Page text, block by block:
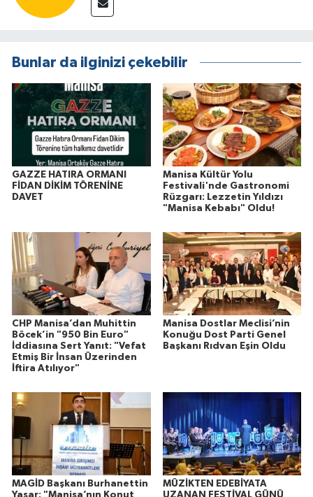
Bunlar da ilginizi çekebilir
GAZZE HATIRA ORMANI
FİDAN DİKİM TÖRENİNE
DAVET
Manisa Kültür Yolu
Festivali'nde Gastronomi
Rüzgarı: Lezzetin Yıldızı
"Manisa Kebabı" Oldu!
CHP Manisa’dan Muhittin
Böcek’in "950 Bin Euro"
İddiasına Sert Yanıt: "Vefat
Etmiş Bir İnsan Üzerinden
İftira Atılıyor"
Manisa Dostlar Meclisi’nin
Konuğu Dost Parti Genel
Başkanı Rıdvan Eşin Oldu
MAGİD Başkanı Burhanettin
Yaşar: "Manisa’nın Konut
MÜZİKTEN EDEBİYATA
UZANAN FESTİVAL GÜNÜ